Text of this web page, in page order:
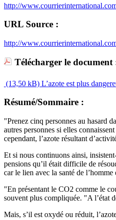
http://
URL Source :
http://
Télécharger le document
(13,50 kB) L’azote est plus
Résumé/Sommaire :
"Prenez cinq personnes au hasard
autres personnes si elles
cependant, l’azote résultant
Et si nous continuons ainsi,
pensions qu’il était difficile de
car le lien avec la santé de
"En présentant le CO2 comme le
souvent plus compliquée. "A l’état
Mais, s’il est oxydé ou réduit,